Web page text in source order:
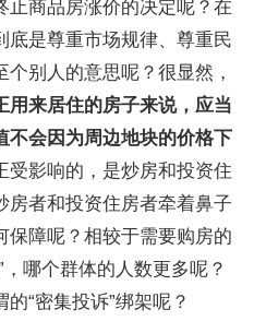
止商品房涨价的决定呢？在
底是尊重市场规律、尊重民
别人的意思呢？很显然，
用来居住的房子来说，应当
不会因为周边地块的价格下
受影响的，是炒房和投资住
房者和投资住房者牵着鼻子
保障呢？相较于需要购房的
哪个群体的人数更多呢？
“密集投诉”绑架呢？